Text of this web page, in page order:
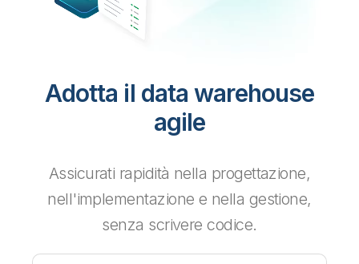
Adotta il data warehouse
agile
Assicurati rapidità nella progettazione,
nell'implementazione e nella gestione,
senza scrivere codice.